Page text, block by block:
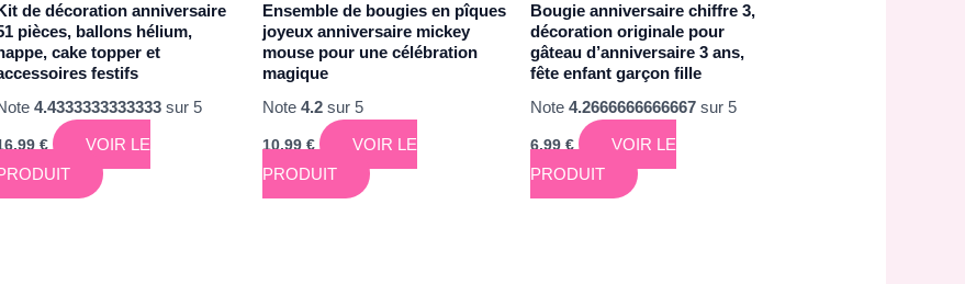
de décoration anniversaire
pièces, ballons hélium,
cake topper et
festifs
4.4333333333333sur 5
€
VOIR LE
Ensemble de bougies en pîques
joyeux anniversaire mickey
mouse pour une célébration
magique
Note4.2 sur 5
10,99€
VOIR LE
PRODUIT
Bougie anniversaire chiffre 3,
décoration originale pour
gâteau d’anniversaire 3 ans,
fête enfant garçon fille
Note4.2666666666667 sur 5
6,99€
VOIR LE
PRODUIT